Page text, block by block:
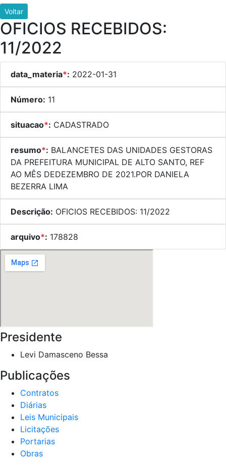
Voltar
OFICIOS RECEBIDOS:
11/2022
data_materia*: 2022-01-31
Número: 11
situacao*: CADASTRADO
resumo*: BALANCETES DAS UNIDADES GESTORAS
DA PREFEITURA MUNICIPAL DE ALTO SANTO, REF
AO MÊS DEDEZEMBRO DE 2021.POR DANIELA
BEZERRA LIMA
Descrição: OFICIOS RECEBIDOS: 11/2022
arquivo*: 178828
Presidente
Levi Damasceno Bessa
Publicações
Contratos
Diárias
Leis Municipais
Licitações
Portarias
Obras